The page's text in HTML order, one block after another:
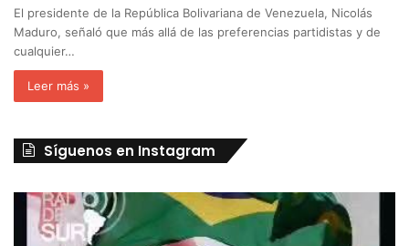
El presidente de la República Bolivariana de Venezuela, Nicolás
Maduro, señaló que más allá de las preferencias partidistas y de
cualquier…
Leer más »
Síguenos en Instagram